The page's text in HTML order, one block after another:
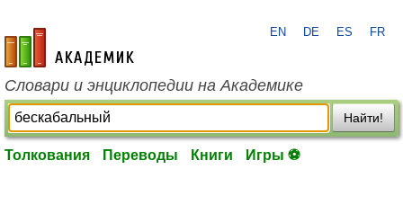
academic.ru
EN DE ES FR
Словари и энциклопедии на Академике
Найти!
Толкования Переводы Книги Игры ⚽